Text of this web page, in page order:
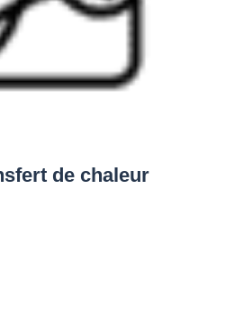
de chaleur